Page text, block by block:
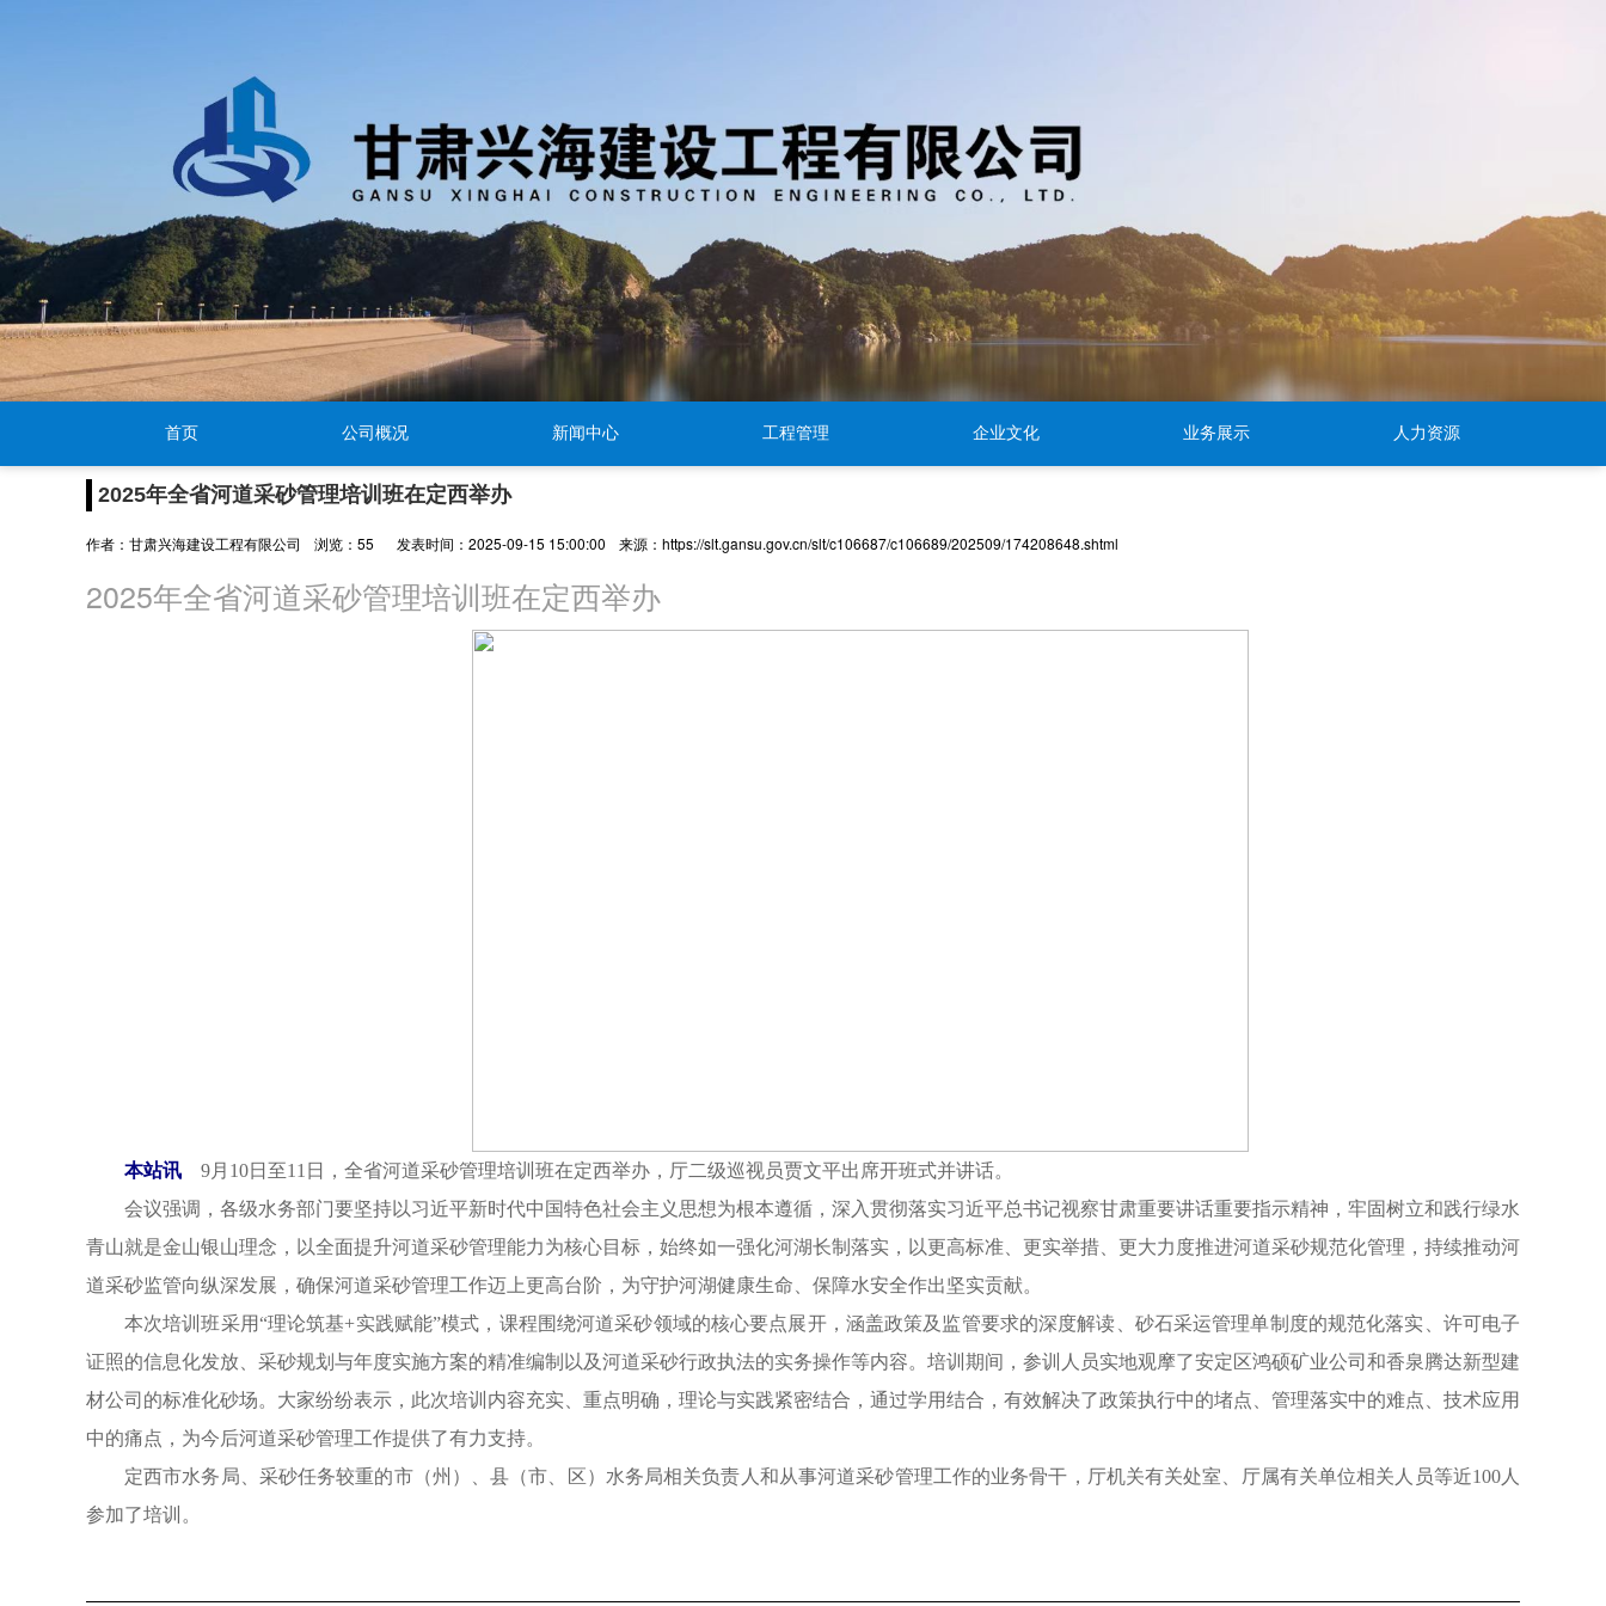
首页 公司概况 新闻中心 工程管理 企业文化 业务展示 人力资源
2025年全省河道采砂管理培训班在定西举办
作者：甘肃兴海建设工程有限公司 浏览： 55 发表时间：2025-09-15 15:00:00 来源：https://slt.gansu.gov.cn/slt/c106687/c106689/202509/174208648.shtml
2025年全省河道采砂管理培训班在定西举办
本站讯 9月10日至11日，全省河道采砂管理培训班在定西举办，厅二级巡视员贾文平出席开班式并讲话。
会议强调，各级水务部门要坚持以习近平新时代中国特色社会主义思想为根本遵循，深入贯彻落实习近平总书记视察甘肃重要讲话重要指示精神，牢固树立和践行绿水
青山就是金山银山理念，以全面提升河道采砂管理能力为核心目标，始终如一强化河湖长制落实，以更高标准、更实举措、更大力度推进河道采砂规范化管理，持续推动河
道采砂监管向纵深发展，确保河道采砂管理工作迈上更高台阶，为守护河湖健康生命、保障水安全作出坚实贡献。
本次培训班采用“理论筑基+实践赋能”模式，课程围绕河道采砂领域的核心要点展开，涵盖政策及监管要求的深度解读、砂石采运管理单制度的规范化落实、许可电子
证照的信息化发放、采砂规划与年度实施方案的精准编制以及河道采砂行政执法的实务操作等内容。培训期间，参训人员实地观摩了安定区鸿硕矿业公司和香泉腾达新型建
材公司的标准化砂场。大家纷纷表示，此次培训内容充实、重点明确，理论与实践紧密结合，通过学用结合，有效解决了政策执行中的堵点、管理落实中的难点、技术应用
中的痛点，为今后河道采砂管理工作提供了有力支持。
定西市水务局、采砂任务较重的市（州）、县（市、区）水务局相关负责人和从事河道采砂管理工作的业务骨干，厅机关有关处室、厅属有关单位相关人员等近100人
参加了培训。